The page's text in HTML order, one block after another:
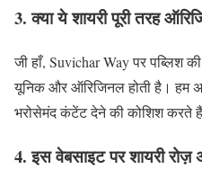
3. क्या ये शायरी पूरी तरह
जी हाँ, Suvichar Way पर पब्लिश की
यूनिक और ऑरिजिनल होती है। हम
भरोसेमंद कंटेंट देने की कोशिश करते
4. इस वेबसाइट पर शायरी रोज़